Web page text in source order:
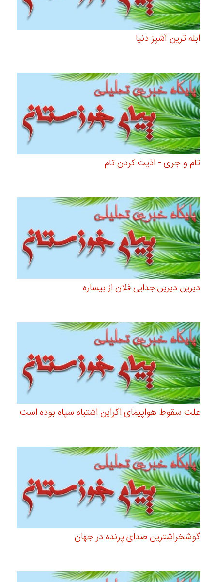
ابله ترین آشپز دنیا
تام و جری - اذیت کردن تام
دیرین دیرین:جدایی فلان از بیساره
علت سقوط هواپیمای اکراین اشتباه سپاه بوده است
گوشخراشترین صدای پرنده در جهان